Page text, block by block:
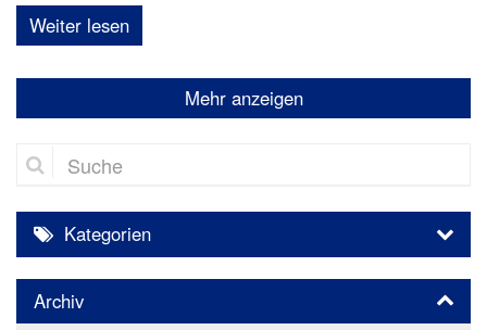
Weiter lesen
Mehr anzeigen
Suche
Kategorien
Archiv